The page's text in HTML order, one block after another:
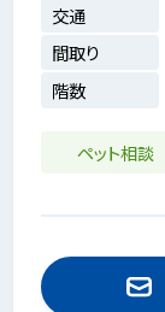
交通
間取り
階数
ペット相談